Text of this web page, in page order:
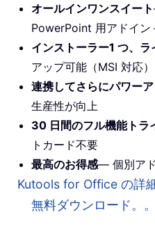
オールインワンスイート
PowerPoint 用アドイ
インストーラー1 つ、ラ
アップ可能（MSI 対応）
連携してさらにパワー
生産性が向上
30 日間のフル機能トラ
トカード不要
最高のお得感— 個別ア
Kutools for Office の詳
無料ダウンロード。。